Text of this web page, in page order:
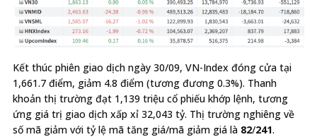
Kết thúc phiên giao dịch ngày 30/09, VN-Index đóng cửa tại
1,661.7 điểm, giảm 4.8 điểm (tương đương 0.3%). Thanh
khoản thị trường đạt 1,139 triệu cổ phiếu khớp lệnh, tương
ứng giá trị giao dịch xấp xỉ 32,043 tỷ. Thị trường nghiêng về
số mã giảm với tỷ lệ mã tăng giá/mã giảm giá là 82/241.